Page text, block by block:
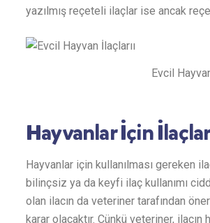
yazılmış reçeteli ilaçlar ise ancak
Evcil
Hayvanlar İçin
Hayvanlar için kullanılması gereken
bilinçsiz ya da keyfi ilaç kullanımı
olan ilacın da veteriner tarafından
karar olacaktır. Çünkü veteriner, ilacın